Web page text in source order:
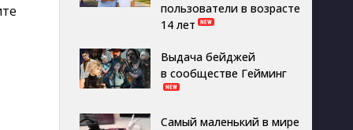
пользователи в возрасте
14 лет
Выдача бейджей
в сообществе Гейминг
Самый маленький в мире